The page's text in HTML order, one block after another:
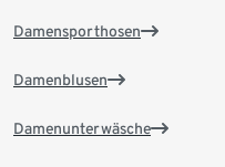
Damensporthosen
Damenblusen
Damenunterwäsche